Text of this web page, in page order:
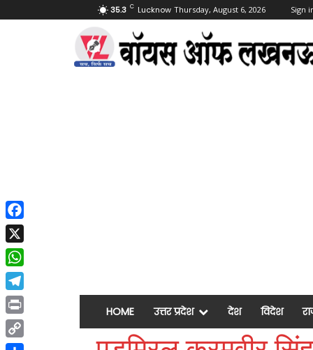
35.3 C Lucknow Thursday, August 6, 2026 Sign
HOME उत्तर प्रदेश देश विदेश
Facebook
X
WhatsApp
Telegram
Print
Copy